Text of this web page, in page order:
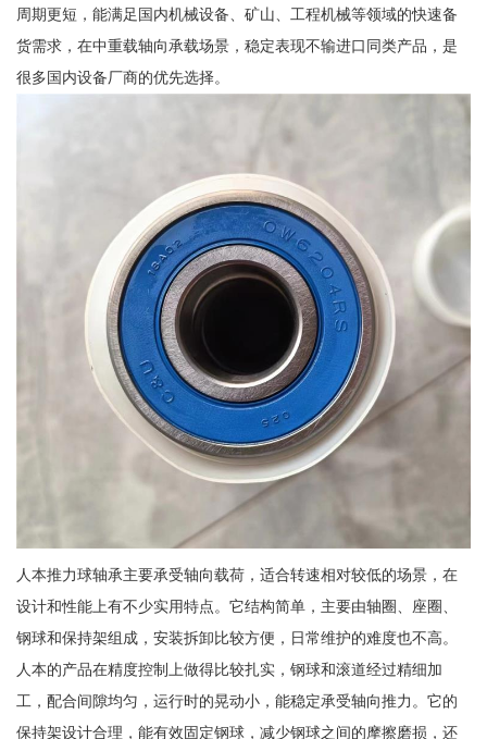
周期更短，能满足国内机械设备、矿山、工程机械等领域的快速备
货需求，在中重载轴向承载场景，稳定表现不输进口同类产品，是
很多国内设备厂商的优先选择。
人本推力球轴承主要承受轴向载荷，适合转速相对较低的场景，在
设计和性能上有不少实用特点。它结构简单，主要由轴圈、座圈、
钢球和保持架组成，安装拆卸比较方便，日常维护的难度也不高。
人本的产品在精度控制上做得比较扎实，钢球和滚道经过精细加
工，配合间隙均匀，运行时的晃动小，能稳定承受轴向推力。它的
保持架设计合理，能有效固定钢球，减少钢球之间的摩擦磨损，还